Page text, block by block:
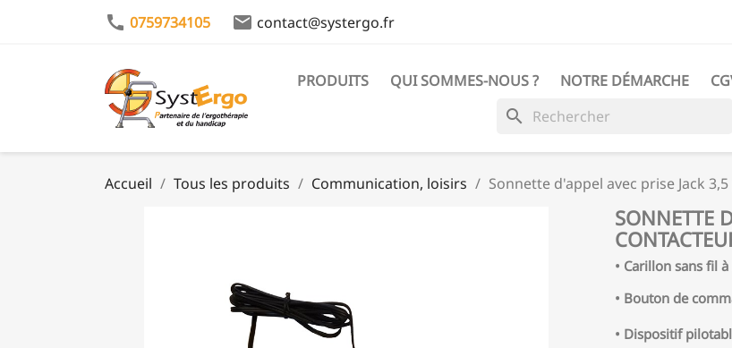
call 0759734105 email contact@systergo.fr
PRODUITS QUI SOMMES-NOUS ? NOTRE DÉMARCHE
search
Accueil Tous les produits Communication, loisirs Sonnette d'appel avec prise Jack
SONNETTE
• Carillon sans fil
• Bouton de
• Dispositif